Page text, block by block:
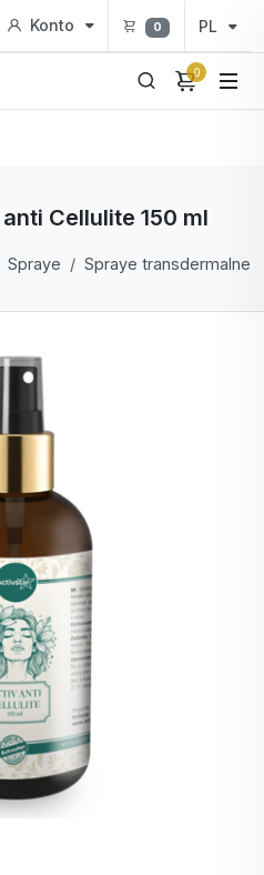
Konto 0 PL
0
Cellulite 150 ml
Spraye Spraye transdermalne